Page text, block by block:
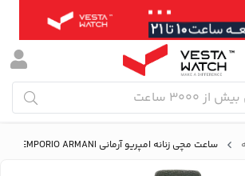
ساعت مچی زنانه امپریو آرمانی EMPORIO ARMANI مدل AR11149